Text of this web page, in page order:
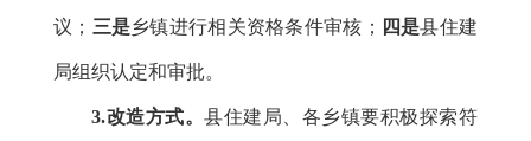
议； 三是乡镇进行相关资格条件审核； 四是县住建
局组织认定和审批。
3.改造方式。县住建局、各乡镇要积极探索符